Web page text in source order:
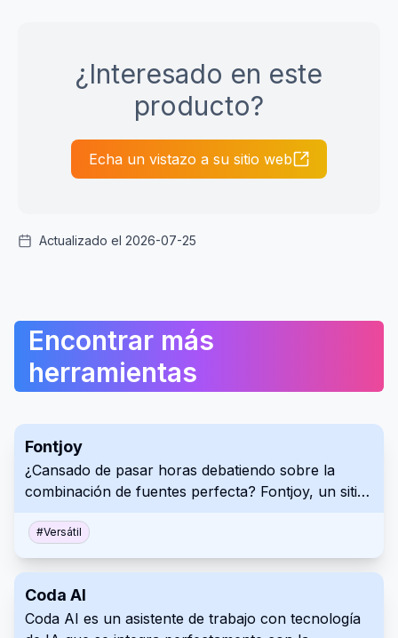
¿Interesado en este
producto?
Echa un vistazo a su sitio web
Actualizado el 2026-07-25
Encontrar más
herramientas
Fontjoy
¿Cansado de pasar horas debatiendo sobre la
combinación de fuentes perfecta? Fontjoy, un sitio
automático, simplifica la combinación de fuentes
para diseñadores y entusiastas de la tipografía por
motor de aprendizaje profundo, Fontjoy analiza las
características de las fuentes y genera
#Versátil
Coda AI
Coda AI es un asistente de trabajo con tecnología